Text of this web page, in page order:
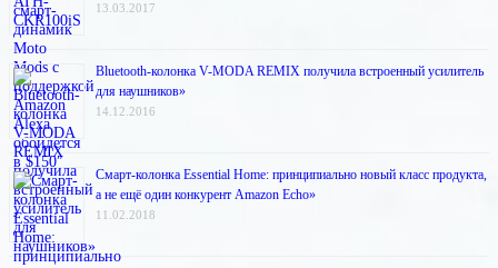
13.03.2017
Bluetooth-колонка V-MODA REMIX получила встроенный усилитель
для наушников»
14.12.2016
Смарт-колонка Essential Home: принципиально новый класс продукта,
а не ещё один конкурент Amazon Echo»
11.02.2018